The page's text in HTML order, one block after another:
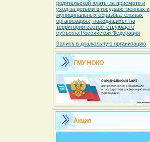
родительской платы за присмотр и
уход за детьми в государственных и
муниципальных образовательных
организациях, находящихся на
территории соответствующего
субъекта Российской Федерации
Запись в дошкольную организацию
ГМУ НОКО
Акция